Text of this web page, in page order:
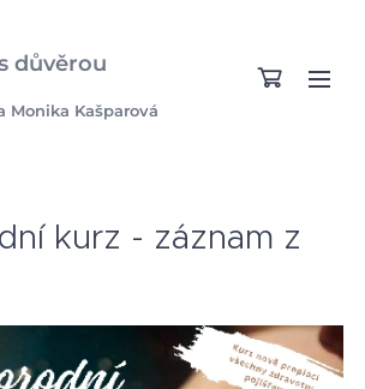
důvěrou
Monika Kašparová
kurz - záznam z